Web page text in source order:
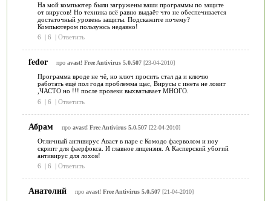
На мой компьютер были загружены ваши программы по защите
от вирусов! Но техника всё равно выдаёт что не обеспечивается
достаточный уровень защиты. Подскажите почему?
Компьютером пользуюсь недавно!
6
| 6 | Ответить
fedor про avast! Free Antivirus 5.0.507[23-04-2010]
Программа вроде не чё, но ключ просить стал да и ключю
работать ещё пол года проблемма щас, Вирусы с инета не ловит
,ЧАСТО но !!! после провеки выхватывает МНОГО.
6
| 6 | Ответить
Абрам про avast! Free Antivirus 5.0.507[22-04-2010]
Отличный антивирус Аваст в паре с Комодо фаерволом и ноу
скрипт для фаерфокса. И главное лицензия. А Касперский убогий
антивирус для лохов!
6
| 6 | Ответить
Анатолий про avast! Free Antivirus 5.0.507[21-04-2010]